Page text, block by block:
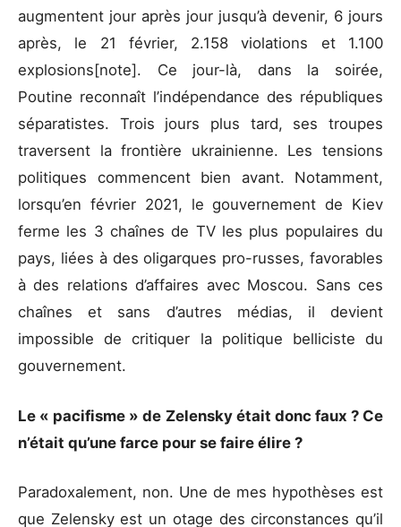
augmentent jour après jour jusqu’à devenir, 6 jours
après, le 21 février, 2.158 violations et 1.100
explosions[note]. Ce jour-là, dans la soirée,
Poutine reconnaît l’indépendance des républiques
séparatistes. Trois jours plus tard, ses troupes
traversent la frontière ukrainienne. Les tensions
politiques commencent bien avant. Notamment,
lorsqu’en février 2021, le gouvernement de Kiev
ferme les 3 chaînes de TV les plus populaires du
pays, liées à des oligarques pro-russes, favorables
à des relations d’affaires avec Moscou. Sans ces
chaînes et sans d’autres médias, il devient
impossible de critiquer la politique belliciste du
gouvernement.
Le « pacifisme » de Zelensky était donc faux ? Ce
n’était qu’une farce pour se faire élire ?
Paradoxalement, non. Une de mes hypothèses est
que Zelensky est un otage des circonstances qu’il